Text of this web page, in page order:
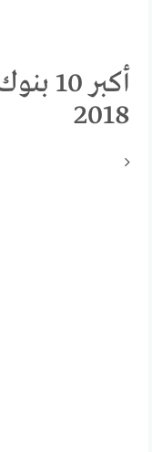
أكبر
2018